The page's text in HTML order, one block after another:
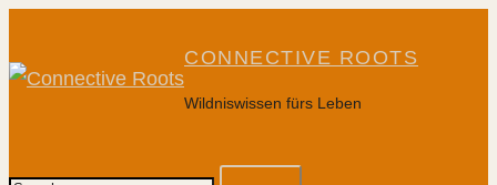
to
content
CONNECTIVE ROOTS
Wildniswissen fürs Leben
Search…